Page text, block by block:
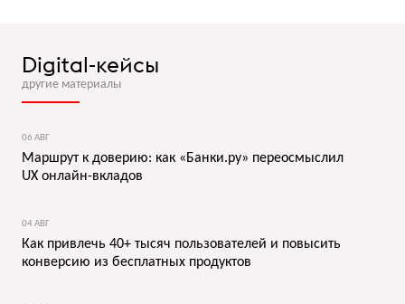
Digital-кейсы
другие материалы
06 АВГ
Маршрут к доверию: как «Банки.ру» переосмыслил
UX онлайн-вкладов
04 АВГ
Как привлечь 40+ тысяч пользователей и повысить
конверсию из бесплатных продуктов